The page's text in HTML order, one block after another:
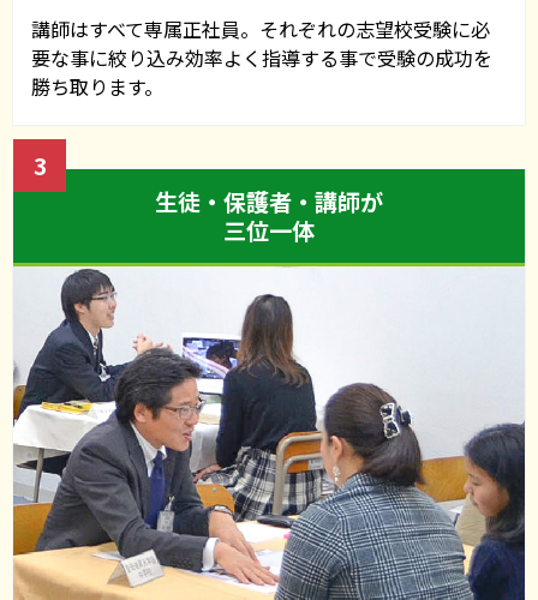
2023.10.30
「有基塾主催 私立中高個別相談会」を開催いたしま
す。
2023.10.30
「有基塾冬期講習」対象:小学3年生～6年生 全10日間
講師はすべて専属正社員。それぞれの志望校受験に必
要な事に絞り込み効率よく指導する事で受験の成功を
勝ち取ります。
3
生徒・保護者・講師が
三位一体